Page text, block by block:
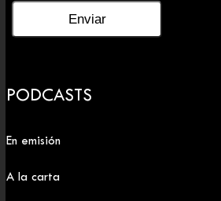
PODCASTS
En emisión
A la carta